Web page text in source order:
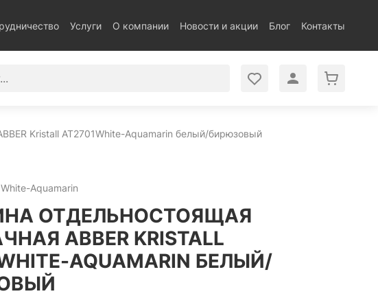
Услуги О компании Новости и акции Блог Контакты
Kristall AT2701White-Aquamarin белый/бирюзовый
Aquamarin
ОТДЕЛЬНОСТОЯЩАЯ
ABBER KRISTALL
AQUAMARIN БЕЛЫЙ/